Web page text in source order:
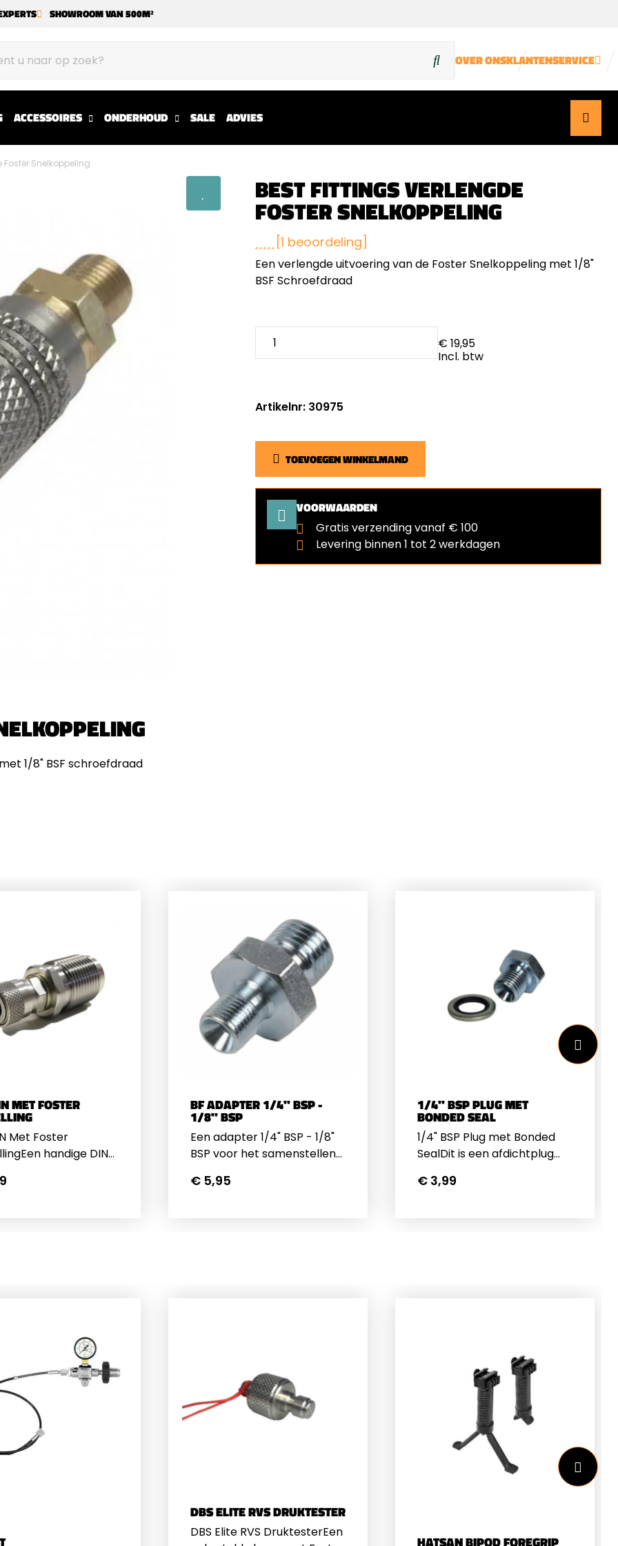
SHOWROOM VAN 500M²
OVER ONSKLANTENSERVICE
ACCESSOIRES ONDERHOUD SALE ADVIES
Foster Snelkoppeling
1/8" BSF schroefdraad
BEST FITTINGS VERLENGDE
FOSTER SNELKOPPELING
[1 beoordeling]
Een verlengde uitvoering van de Foster Snelkoppeling met 1/8"
BSF Schroefdraad
€ 19,95
Incl. btw
Artikelnr: 30975
TOEVOEGEN WINKELMAND
VOORWAARDEN
Gratis verzending vanaf € 100
Levering binnen 1 tot 2 werkdagen
MET FOSTER
Met Foster
handige DIN
de vulslang van
BF ADAPTER 1/4" BSP -
1/8" BSP
Een adapter 1/4" BSP - 1/8"
BSP voor het samenstellen
schroefdraad past op alle
€ 5,95
1/4" BSP PLUG MET
BONDED SEAL
1/4" BSP Plug met Bonded
SealDit is een afdichtplug
Schroefdraad en een
€ 3,99
DBS ELITE RVS DRUKTESTER
DBS Elite RVS DruktesterEen
HATSAN BIPOD FOREGRIP